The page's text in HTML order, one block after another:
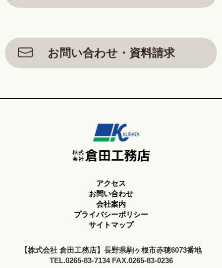
お問い合わせ・資料請求
アクセス
お問い合わせ
会社案内
プライバシーポリシー
サイトマップ
【株式会社 倉田工務店】長野県駒ヶ根市赤穂6073番地
TEL.0265-83-7134 FAX.0265-83-0236